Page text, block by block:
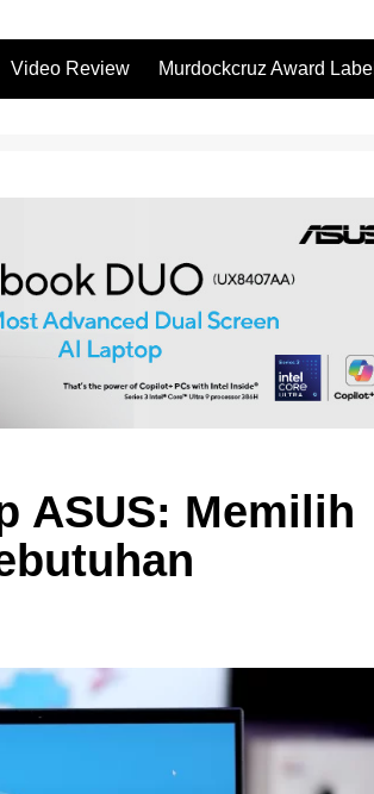
Video Review Murdockcruz Award Label
ASUS: Memilih